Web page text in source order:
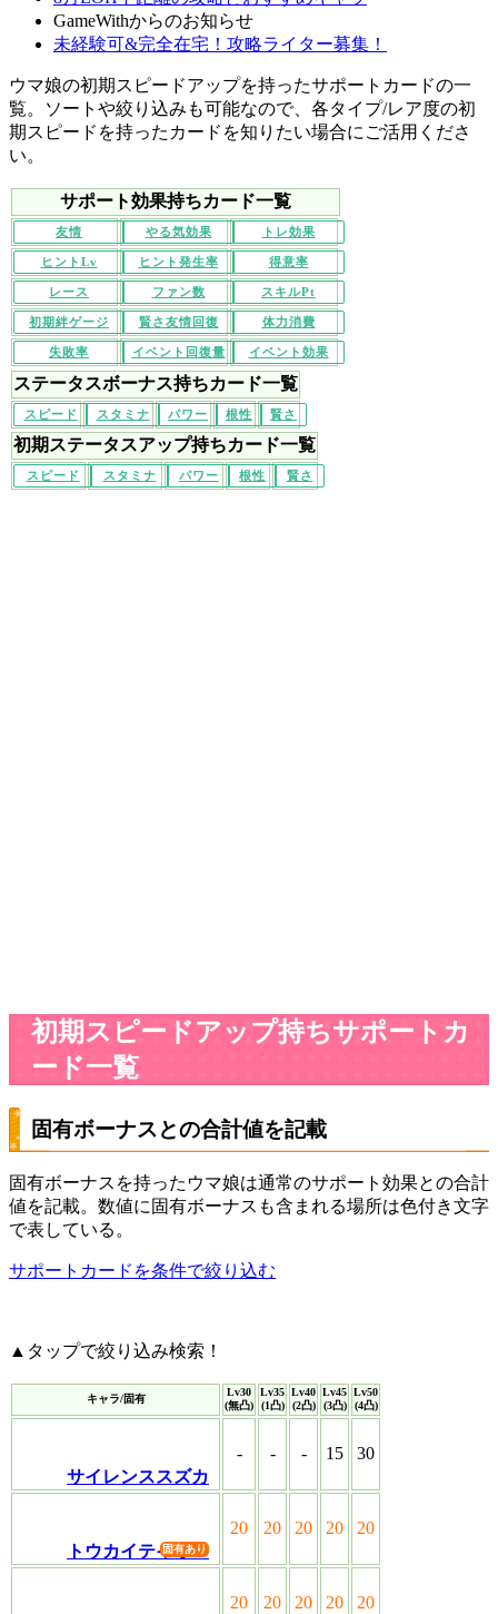
GameWithからのお知らせ
未経験可&完全在宅！攻略ライター募集！
ウマ娘の初期スピードアップを持ったサポートカードの一
覧。ソートや絞り込みも可能なので、各タイプ/レア度の初
期スピードを持ったカードを知りたい場合にご活用くださ
い。
サポート効果持ちカード一覧
友情 やる気効果 トレ効果
ヒントLv ヒント発生率 得意率
レース ファン数 スキルPt
初期絆ゲージ 賢さ友情回復 体力消費
失敗率 イベント回復量 イベント効果
ステータスボーナス持ちカード一覧
スピード スタミナ パワー 根性 賢さ
初期ステータスアップ持ちカード一覧
スピード スタミナ パワー 根性 賢さ
初期スピードアップ持ちサポートカ
ード一覧
固有ボーナスとの合計値を記載
固有ボーナスを持ったウマ娘は通常のサポート効果との合計
値を記載。数値に固有ボーナスも含まれる場所は色付き文字
で表している。
サポートカードを条件で絞り込む
▲タップで絞り込み検索！
キャラ/固有
Lv30
(無凸)
Lv35
(1凸)
Lv40
(2凸)
Lv45
(3凸)
Lv50
(4凸)
サイレンススズカ
- - - 15 30
トウカイテイオー
20 20 20 20 20
20 20 20 20 20